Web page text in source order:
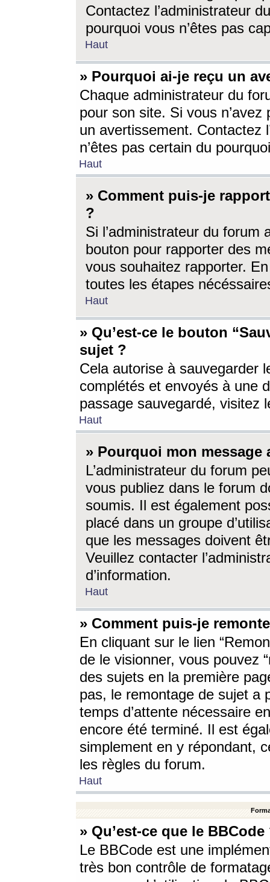
Contactez l’administrateur
pourquoi vous n’êtes pas
Haut
» Pourquoi ai-je reçu un
Chaque administrateur du
pour son site. Si vous
un avertissement. Contactez
n’êtes pas certain du
Haut
» Comment puis-je
?
Si l’administrateur du forum
bouton pour rapporter des
vous souhaitez rapporter.
toutes les étapes
Haut
» Qu’est-ce le bouton
sujet ?
Cela autorise à sauvegarder
complétés et envoyés à une
passage sauvegardé, visitez
Haut
» Pourquoi mon message
L’administrateur du forum
vous publiez dans le forum
soumis. Il est également
placé dans un groupe
que les messages doivent
Veuillez contacter
d’information.
Haut
» Comment puis-je
En cliquant sur le lien
de le visionner, vous pouvez
des sujets en la première
pas, le remontage de sujet a
temps d’attente nécessaire
encore été terminé. Il est
simplement en y répondant,
les règles du forum.
Haut
» Qu’est-ce que le BBCode
Le BBCode est une
très bon contrôle de